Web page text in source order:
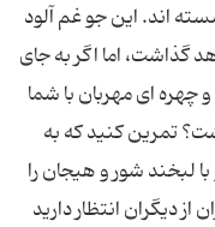
اند. این جو غم آلود
گذاشت، اما اگر به جای
چهره ای مهربان با شما
تمرین کنید که به
لبخند شور و هیجان را
از دیگران انتظار دارید